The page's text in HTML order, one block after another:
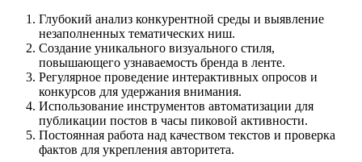
Глубокий анализ конкурентной среды и выявление
незаполненных тематических ниш.
Создание уникального визуального стиля,
повышающего узнаваемость бренда в ленте.
Регулярное проведение интерактивных опросов и
конкурсов для удержания внимания.
Использование инструментов автоматизации для
публикации постов в часы пиковой активности.
Постоянная работа над качеством текстов и проверка
фактов для укрепления авторитета.